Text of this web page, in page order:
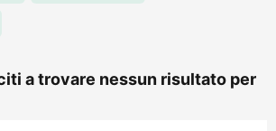
a trovare nessun risultato per